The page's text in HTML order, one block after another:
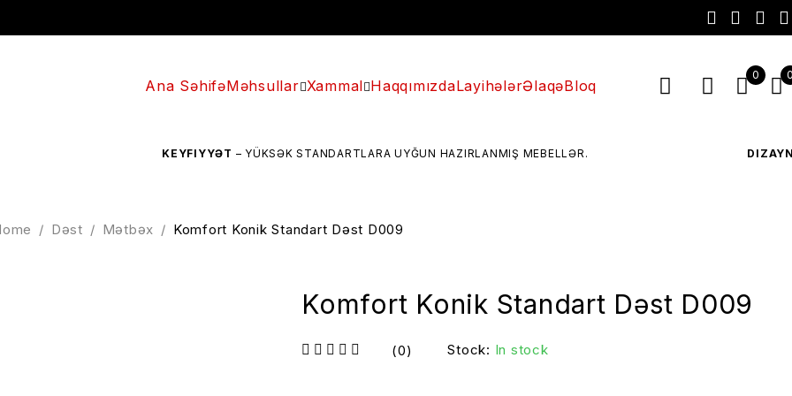
Ana SəhifəMəhsullar Xammal HaqqımızdaLayihələrƏlaqəBloq
0
– YÜKSƏK STANDARTLARA UYĞUN HAZIRLANMIŞ MEBELLƏR. – MÜASIR VƏ
/ Dəst / Mətbəx / Komfort Konik Standart Dəst D009
Komfort Konik Standart Dəst D009
(0) Stock: In stock